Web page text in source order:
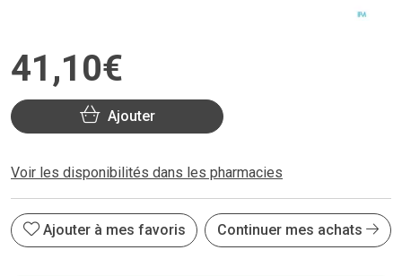
41 ,10€
Ajouter
Voir les disponibilités dans les pharmacies
Ajouter à mes favoris Continuer mes achats